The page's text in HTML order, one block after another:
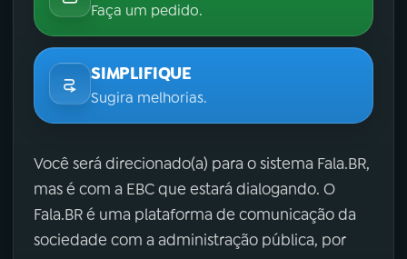
Faça um pedido.
SIMPLIFIQUE
Sugira melhorias.
Você será direcionado(a) para o sistema Fala.BR,
mas é com a EBC que estará dialogando. O
Fala.BR é uma plataforma de comunicação da
sociedade com a administração pública, por